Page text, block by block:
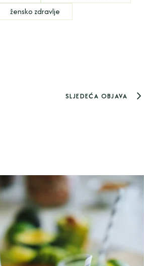
žensko zdravlje
SLJEDEĆA OBJAVA